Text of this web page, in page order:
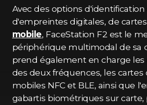
Avec des options d'identification
d'empreintes digitales, de
mobile, FaceStation F2 est le
périphérique multimodal de sa
prend également en charge les
des deux fréquences, les cartes
mobiles NFC et BLE, ainsi que
gabartis biométriques sur